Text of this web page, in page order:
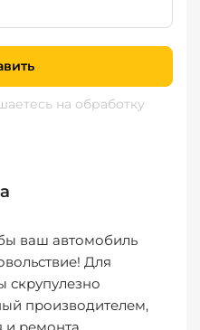
на обработку
ваш автомобиль
Для
скрупулезно
производителем,